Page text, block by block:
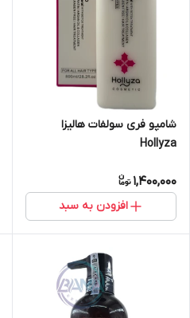
شامپو فری سولفات هالیزا
Hollyza
1,400,000
افزودن به سبد